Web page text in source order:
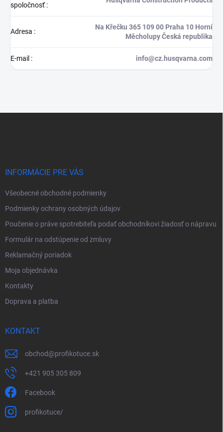
spoločnosť:
Adresa :
Na Křečku 365 109 00 Praha 10 Horní
Měcholupy Česká republika
E-mail : info@cz.husqvarna.com
INFORMÁCIE PRE VÁS
Všeobecné obchodné podmienky
Podmienky ochrany osobných údajov
Poučenie o práve spotrebiteľa podať obchodníkovi žiadosť o nápravu
Formulár na odstúpenie od zmluvy
Reklamačný poriadok
Moja objednávka
Kontakty
Doprava a platba
KONTAKT
obchod@profikotuce.sk
+421 905 305 809
Facebook
profikotuce/